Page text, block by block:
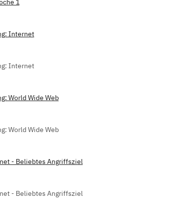
1
Internet
Internet
World Wide Web
World Wide Web
- Beliebtes Angriffsziel
- Beliebtes Angriffsziel